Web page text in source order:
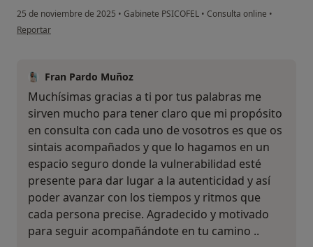
25 de noviembre de 2025 • Gabinete PSICOFEL • Consulta online •
en opinión del usuario GEORGE
Reportar
Fran Pardo Muñoz
Muchísimas gracias a ti por tus palabras me
sirven mucho para tener claro que mi propósito
en consulta con cada uno de vosotros es que os
sintais acompañados y que lo hagamos en un
espacio seguro donde la vulnerabilidad esté
presente para dar lugar a la autenticidad y así
poder avanzar con los tiempos y ritmos que
cada persona precise. Agradecido y motivado
para seguir acompañándote en tu camino ..